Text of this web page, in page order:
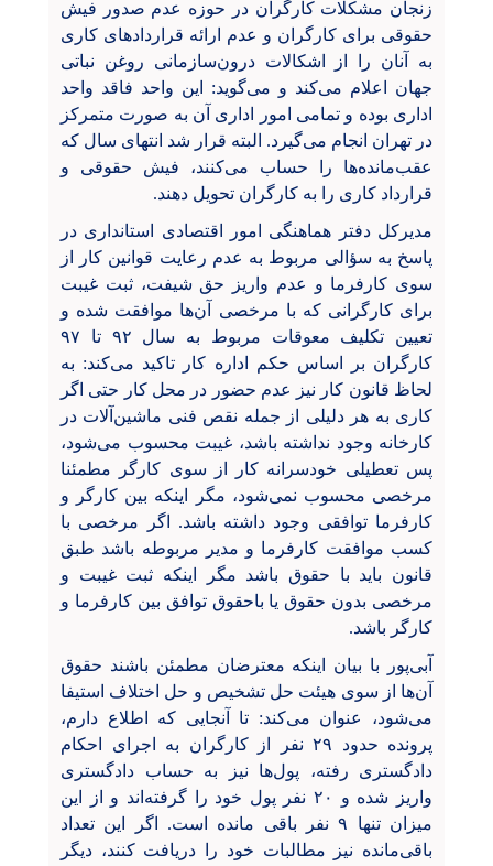
زنجان مشکلات کارگران در حوزه عدم صدور فیش
حقوقی برای کارگران و عدم ارائه قراردادهای کاری
به آنان را از اشکالات درون‌سازمانی روغن نباتی
جهان اعلام می‌کند و می‌گوید: این واحد فاقد واحد
اداری بوده و تمامی امور اداری آن به صورت متمرکز
در تهران انجام می‌گیرد. البته قرار شد انتهای سال که
عقب‌مانده‌ها را حساب می‌کنند، فیش حقوقی و
قرارداد کاری را به کارگران تحویل دهند.
مدیرکل دفتر هماهنگی امور اقتصادی استانداری در
پاسخ به سؤالی مربوط به عدم رعایت قوانین کار از
سوی کارفرما و عدم واریز حق شیفت، ثبت غیبت
برای کارگرانی که با مرخصی آن‌ها موافقت شده و
تعیین تکلیف معوقات مربوط به سال ۹۲ تا ۹۷
کارگران بر اساس حکم اداره کار تاکید می‌کند: به
لحاظ قانون کار نیز عدم حضور در محل کار حتی اگر
کاری به هر دلیلی از جمله نقص فنی ماشین‌آلات در
کارخانه وجود نداشته باشد، غیبت محسوب می‌شود،
پس تعطیلی خودسرانه کار از سوی کارگر مطمئنا
مرخصی محسوب نمی‌شود، مگر اینکه بین کارگر و
کارفرما توافقی وجود داشته باشد. اگر مرخصی با
کسب موافقت کارفرما و مدیر مربوطه باشد طبق
قانون باید با حقوق باشد مگر اینکه ثبت غیبت و
مرخصی بدون حقوق یا باحقوق توافق بین کارفرما و
کارگر باشد.
آبی‌پور با بیان اینکه معترضان مطمئن باشند حقوق
آن‌ها از سوی هیئت حل تشخیص و حل اختلاف استیفا
می‌شود، عنوان می‌کند: تا آنجایی که اطلاع دارم،
پرونده حدود ۲۹ نفر از کارگران به اجرای احکام
دادگستری رفته، پول‌ها نیز به حساب دادگستری
واریز شده و ۲۰ نفر پول خود را گرفته‌اند و از این
میزان تنها ۹ نفر باقی مانده است. اگر این تعداد
باقی‌مانده نیز مطالبات خود را دریافت کنند، دیگر